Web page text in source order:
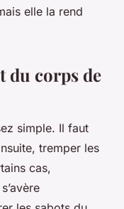
elle la rend
du corps de
simple. Il faut
tremper les
cas,